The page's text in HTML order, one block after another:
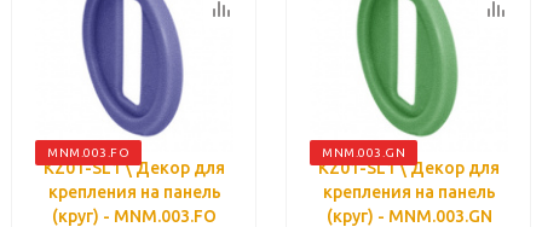
MNM.003.FO
KZ01-SL1 \ Декор для
крепления на панель
(круг) - MNM.003.FO
MNM.003.GN
KZ01-SL1 \ Декор для
крепления на панель
(круг) - MNM.003.GN